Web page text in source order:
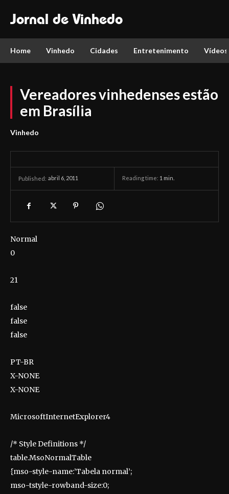
Jornal de Vinhedo
Home Vinhedo Cidades Entretenimento Vídeos
Vereadores vinhedenses estão
em Brasília
Vinhedo
Published: abril 6, 2011 Reading time: 1 min.
Normal
0
21
false
false
false
PT-BR
X-NONE
X-NONE
MicrosoftInternetExplorer4
/* Style Definitions */
table.MsoNormalTable
{mso-style-name:’Tabela normal’;
mso-tstyle-rowband-size:0;